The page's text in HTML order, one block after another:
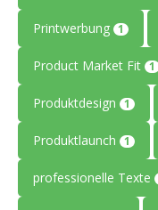
Printwerbung 1
Product Market Fit 1
Produktdesign 1
Produktlaunch 1
professionelle Texte